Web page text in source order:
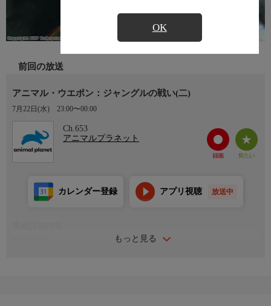
OK
前回の放送
アニマル・ウエポン：ジャングルの戦い(二)
7月22日(水) 23:00〜00:00
Ch.653
アニマルプラネット
もっと見る
カレンダー登録 アプリ視聴 放送中